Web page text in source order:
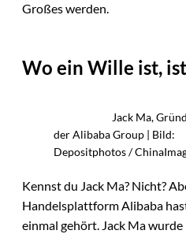
Großes werden.
Wo ein Wille ist,
Jack Ma,
der Alibaba Group | Bild:
Depositphotos /
Kennst du Jack Ma? Nicht?
Handelsplattform Alibaba
einmal gehört. Jack Ma